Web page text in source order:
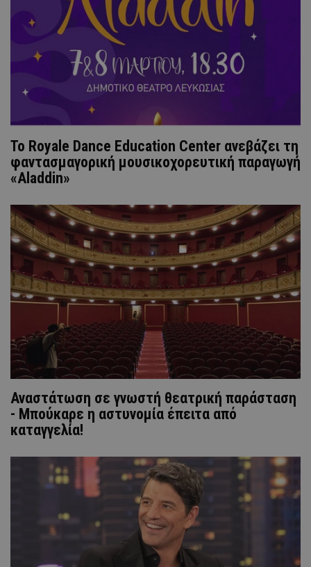
Το Royale Dance Education Center ανεβάζει τη
φαντασμαγορική μουσικοχορευτική παραγωγή
«Aladdin»
Αναστάτωση σε γνωστή θεατρική παράσταση
- Μπούκαρε η αστυνομία έπειτα από
καταγγελία!